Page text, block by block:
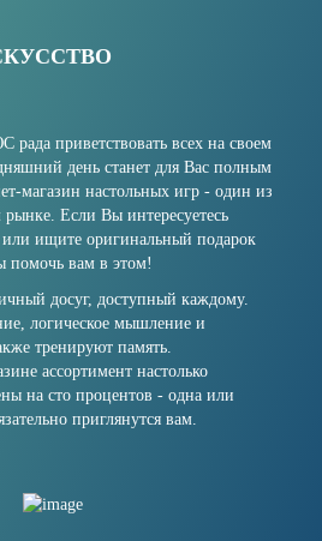
приветствовать всех на своем
день станет для Вас полным
магазин настольных игр - один из
Если Вы интересуетесь
ищите оригинальный подарок
помочь вам в этом!
досуг, доступный каждому.
логическое мышление и
тренируют память.
ассортимент настолько
на сто процентов - одна или
приглянутся вам.